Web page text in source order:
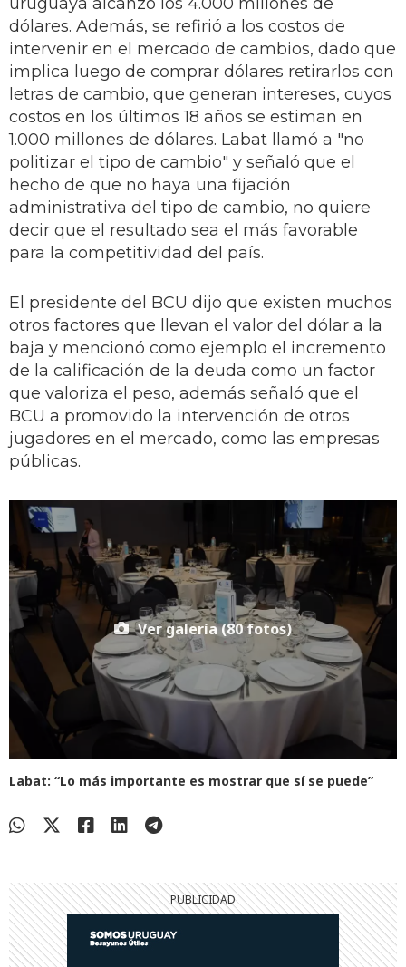
dólares. Además, se refirió a los costos de
intervenir en el mercado de cambios, dado que
implica luego de comprar dólares retirarlos con
letras de cambio, que generan intereses, cuyos
costos en los últimos 18 años se estiman en
1.000 millones de dólares. Labat llamó a "no
politizar el tipo de cambio" y señaló que el
hecho de que no haya una fijación
administrativa del tipo de cambio, no quiere
decir que el resultado sea el más favorable
para la competitividad del país.
El presidente del BCU dijo que existen muchos
otros factores que llevan el valor del dólar a la
baja y mencionó como ejemplo el incremento
de la calificación de la deuda como un factor
que valoriza el peso, además señaló que el
BCU a promovido la intervención de otros
jugadores en el mercado, como las empresas
públicas.
Ver galería (80 fotos)
Labat: “Lo más importante es mostrar que sí se puede”